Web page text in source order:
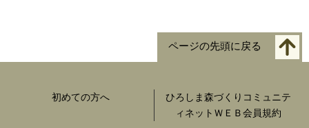
ページの先頭に戻る
初めての方へ
ひろしま森づくりコミュニテ
ィネットＷＥＢ会員規約